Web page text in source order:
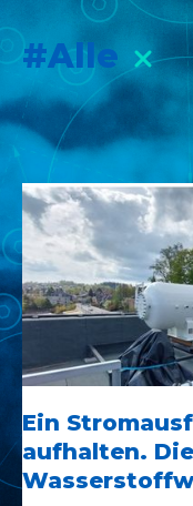
#Alle
Ein
aufhalten. Die